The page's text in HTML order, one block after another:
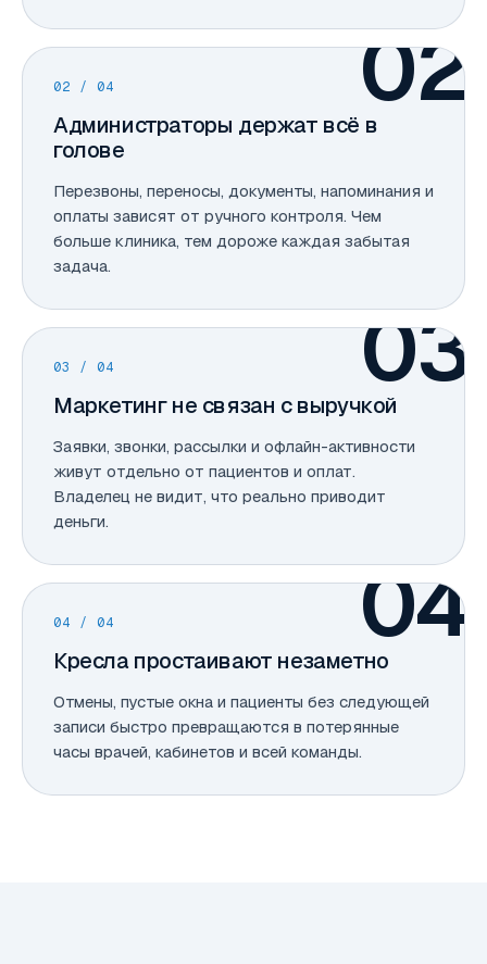
02
02 / 04
Администраторы держат всё в
голове
Перезвоны, переносы, документы, напоминания и
оплаты зависят от ручного контроля. Чем
больше клиника, тем дороже каждая забытая
задача.
03
03 / 04
Маркетинг не связан с выручкой
Заявки, звонки, рассылки и офлайн-активности
живут отдельно от пациентов и оплат.
Владелец не видит, что реально приводит
деньги.
04
04 / 04
Кресла простаивают незаметно
Отмены, пустые окна и пациенты без следующей
записи быстро превращаются в потерянные
часы врачей, кабинетов и всей команды.